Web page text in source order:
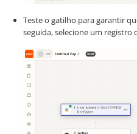
Teste o gatilho para garantir
seguida, selecione um